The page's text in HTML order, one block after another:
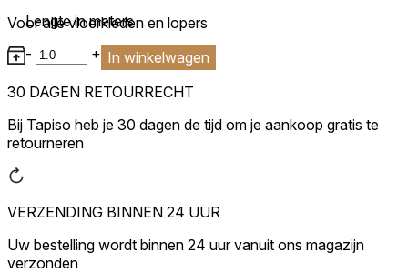
Lengte in meters
-
+ In winkelwagen
Voor alle vloerkleden en lopers
30 DAGEN RETOURRECHT
Bij Tapiso heb je 30 dagen de tijd om je aankoop gratis te
retourneren
VERZENDING BINNEN 24 UUR
Uw bestelling wordt binnen 24 uur vanuit ons magazijn
verzonden